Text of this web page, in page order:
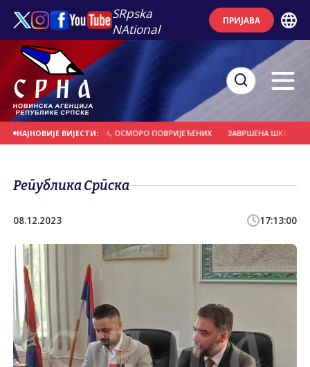
SRpska
NAtional
ПРИЈАВА
НАЈНОВИЈЕ ВИЈЕСТИ:
ВИСОК 13,5 МЕТАРА, ОСМОРО ПОВРИЈЕЂЕНИХ ЗАВРШЕНА ШКОЛА
Република Српска
08.12.2023 17:13:00